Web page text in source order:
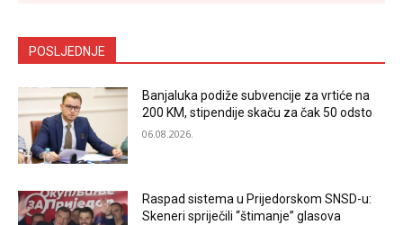
POSLJEDNJE
Banjaluka podiže subvencije za vrtiće na
200 KM, stipendije skaču za čak 50 odsto
06.08.2026.
Raspad sistema u Prijedorskom SNSD-u:
Skeneri spriječili “štimanje” glasova